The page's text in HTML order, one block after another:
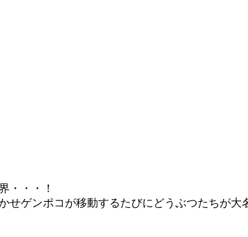
・・・！
ゲンポコが移動するたびにどうぶつたちが大